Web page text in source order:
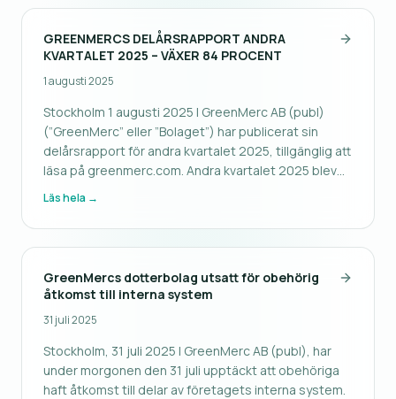
GREENMERCS DELÅRSRAPPORT ANDRA
KVARTALET 2025 – VÄXER 84 PROCENT
1 augusti 2025
Stockholm 1 augusti 2025 | GreenMerc AB (publ)
(”GreenMerc” eller ”Bolaget”) har publicerat sin
delårsrapport för andra kvartalet 2025, tillgänglig att
läsa på greenmerc.com. Andra kvartalet 2025 blev
ännu ett starkt kvartal för GreenMerc med kraftig
föregående år. Sammanfat
Läs hela →
GreenMercs dotterbolag utsatt för obehörig
åtkomst till interna system
31 juli 2025
Stockholm, 31 juli 2025 | GreenMerc AB (publ), har
under morgonen den 31 juli upptäckt att obehöriga
haft åtkomst till delar av företagets interna system.